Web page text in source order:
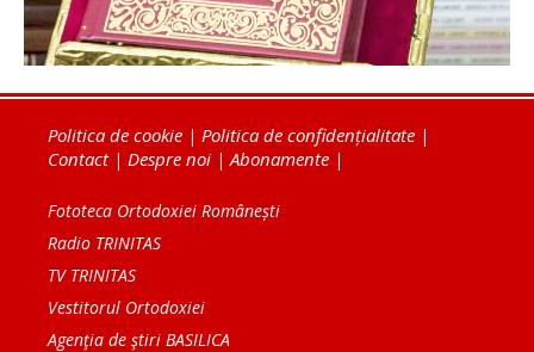
Politica de cookie | Politica de confidențialitate |
Contact| Despre noi | Abonamente |
Fototeca Ortodoxiei Românești
Radio TRINITAS
TV TRINITAS
Vestitorul Ortodoxiei
Agenţia de ştiri BASILICA